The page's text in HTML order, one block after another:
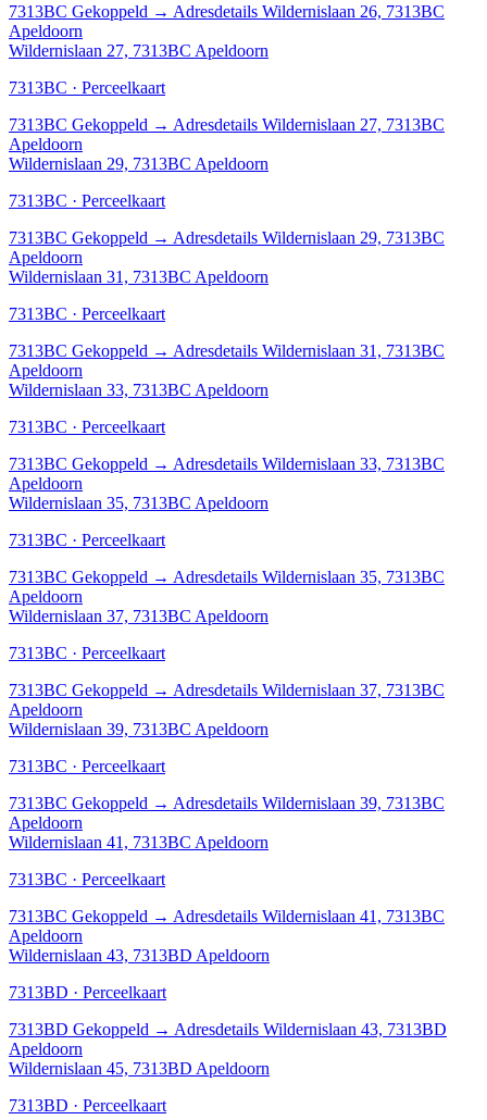
7313BC Gekoppeld → Adresdetails Wildernislaan 26, 7313BC
Apeldoorn
Wildernislaan 27, 7313BC Apeldoorn
7313BC · Perceelkaart
7313BC Gekoppeld → Adresdetails Wildernislaan 27, 7313BC
Apeldoorn
Wildernislaan 29, 7313BC Apeldoorn
7313BC · Perceelkaart
7313BC Gekoppeld → Adresdetails Wildernislaan 29, 7313BC
Apeldoorn
Wildernislaan 31, 7313BC Apeldoorn
7313BC · Perceelkaart
7313BC Gekoppeld → Adresdetails Wildernislaan 31, 7313BC
Apeldoorn
Wildernislaan 33, 7313BC Apeldoorn
7313BC · Perceelkaart
7313BC Gekoppeld → Adresdetails Wildernislaan 33, 7313BC
Apeldoorn
Wildernislaan 35, 7313BC Apeldoorn
7313BC · Perceelkaart
7313BC Gekoppeld → Adresdetails Wildernislaan 35, 7313BC
Apeldoorn
Wildernislaan 37, 7313BC Apeldoorn
7313BC · Perceelkaart
7313BC Gekoppeld → Adresdetails Wildernislaan 37, 7313BC
Apeldoorn
Wildernislaan 39, 7313BC Apeldoorn
7313BC · Perceelkaart
7313BC Gekoppeld → Adresdetails Wildernislaan 39, 7313BC
Apeldoorn
Wildernislaan 41, 7313BC Apeldoorn
7313BC · Perceelkaart
7313BC Gekoppeld → Adresdetails Wildernislaan 41, 7313BC
Apeldoorn
Wildernislaan 43, 7313BD Apeldoorn
7313BD · Perceelkaart
7313BD Gekoppeld → Adresdetails Wildernislaan 43, 7313BD
Apeldoorn
Wildernislaan 45, 7313BD Apeldoorn
7313BD · Perceelkaart